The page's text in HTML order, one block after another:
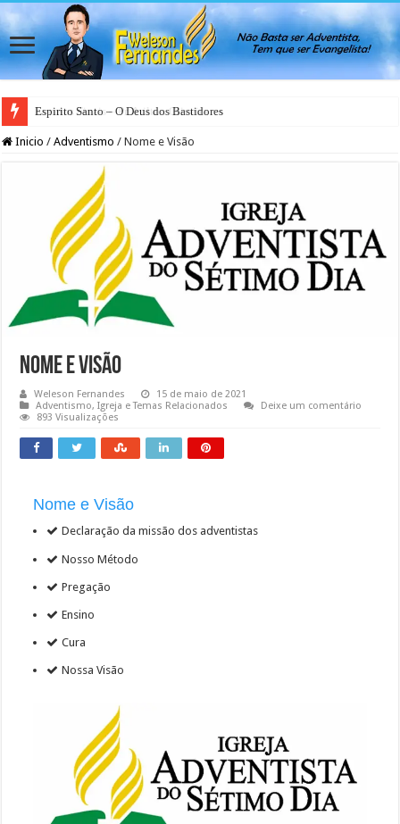
Espirito Santo – O Deus dos Bastidores
Inicio / Adventismo / Nome e Visão
Nome e Visão
Weleson Fernandes
15 de maio de 2021
Adventismo,Igreja e Temas Relacionados
Deixe um comentário
893 Visualizações
Nome e Visão
Declaração da missão dos adventistas
Nosso Método
Pregação
Ensino
Cura
Nossa Visão